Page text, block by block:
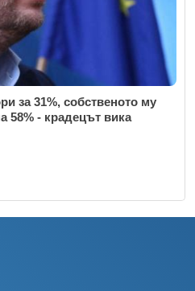
за 31%, собственото му
58% - крадецът вика